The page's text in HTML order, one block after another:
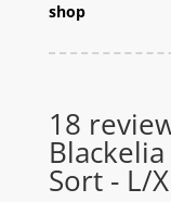
shop
18
Sort - L/